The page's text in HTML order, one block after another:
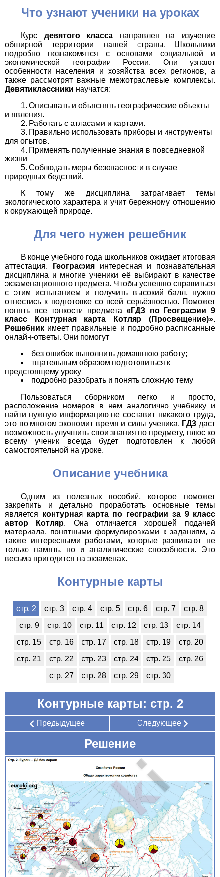
Что узнают ученики на уроках
Курс девятого класса направлен на изучение
обширной территории нашей страны. Школьники
подробно познакомятся с основами социальной и
экономической географии России. Они узнают
особенности населения и хозяйства всех регионов, а
также рассмотрят важные межотраслевые комплексы.
Девятиклассники научатся:
Описывать и объяснять географические объекты
и явления.
Работать с атласами и картами.
Правильно использовать приборы и инструменты
для опытов.
Применять полученные знания в повседневной
жизни.
Соблюдать меры безопасности в случае
природных бедствий.
К тому же дисциплина затрагивает темы
экологического характера и учит бережному отношению
к окружающей природе.
Для чего нужен решебник
В конце учебного года школьников ожидает итоговая
аттестация.
Географияинтересная и познавательная
дисциплина и многие ученики её выбирают в качестве
экзаменационного предмета. Чтобы успешно справиться
с этим испытанием и получить высокий балл, нужно
отнестись к подготовке со всей серьёзностью. Поможет
понять все тонкости предмета«ГДЗ по Географии 9
класс Контурная карта Котляр (Просвещение)».
Решебник имеет правильные и подробно расписанные
онлайн-ответы. Они помогут:
без ошибок выполнить домашнюю работу;
тщательным образом подготовиться к
предстоящему уроку;
подробно разобрать и понять сложную тему.
Пользоваться сборником легко и просто,
расположение номеров в нем аналогично учебнику и
найти нужную информацию не составит никакого труда,
это во многом экономит время и силы ученика. ГДЗ даст
возможность улучшить свои знания по предмету, плюс ко
всему ученик всегда будет подготовлен к любой
самостоятельной на уроке.
Описание учебника
Одним из полезных пособий, которое поможет
закрепить и детально проработать основные темы
является контурная карта по географии за 9 класс
автор Котляр. Она отличается хорошей подачей
материала, понятными формулировками к заданиям, а
также интересными работами, которые развивают не
только память, но и аналитические способности. Это
весьма пригодится на экзаменах.
Контурные карты
стр. 2 стр. 3 стр. 4 стр. 5 стр. 6 стр. 7
стр. 8
стр. 9
стр. 10 стр. 11 стр. 12 стр. 13
стр. 14
стр. 15
стр. 16 стр. 17 стр. 18 стр. 19
стр. 20
стр. 21
стр. 22 стр. 23 стр. 24 стр. 25
стр. 26
стр. 27
стр. 28 стр. 29 стр. 30
Контурные карты: стр. 2
Предыдущее Следующее
Решение